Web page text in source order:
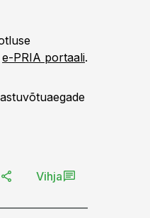
e-PRIA portaali.
Vihja